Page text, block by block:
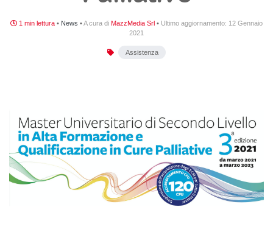
1 min lettura • News •A cura di MazzMedia Srl • Ultimo aggiornamento: 12 Gennaio
2021
Assistenza